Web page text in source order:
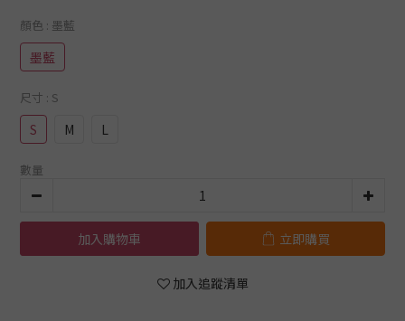
顏色 : 墨藍
墨藍
尺寸 : S
S M L
數量
加入購物車 立即購買
加入追蹤清單